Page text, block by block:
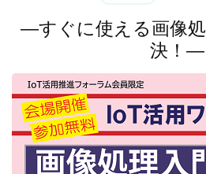
―すぐに使える画像
決！―